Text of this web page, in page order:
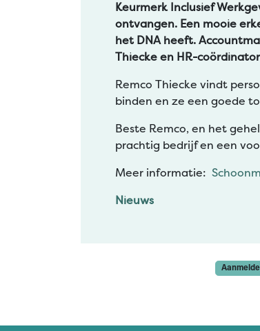
Keurmerk Inclusief
ontvangen. Een mooie
het DNA heeft.
Thiecke en HR-
Remco Thiecke vindt
binden en ze een goede
Beste Remco, en het
prachtig bedrijf en een
Meer informatie:
Nieuws